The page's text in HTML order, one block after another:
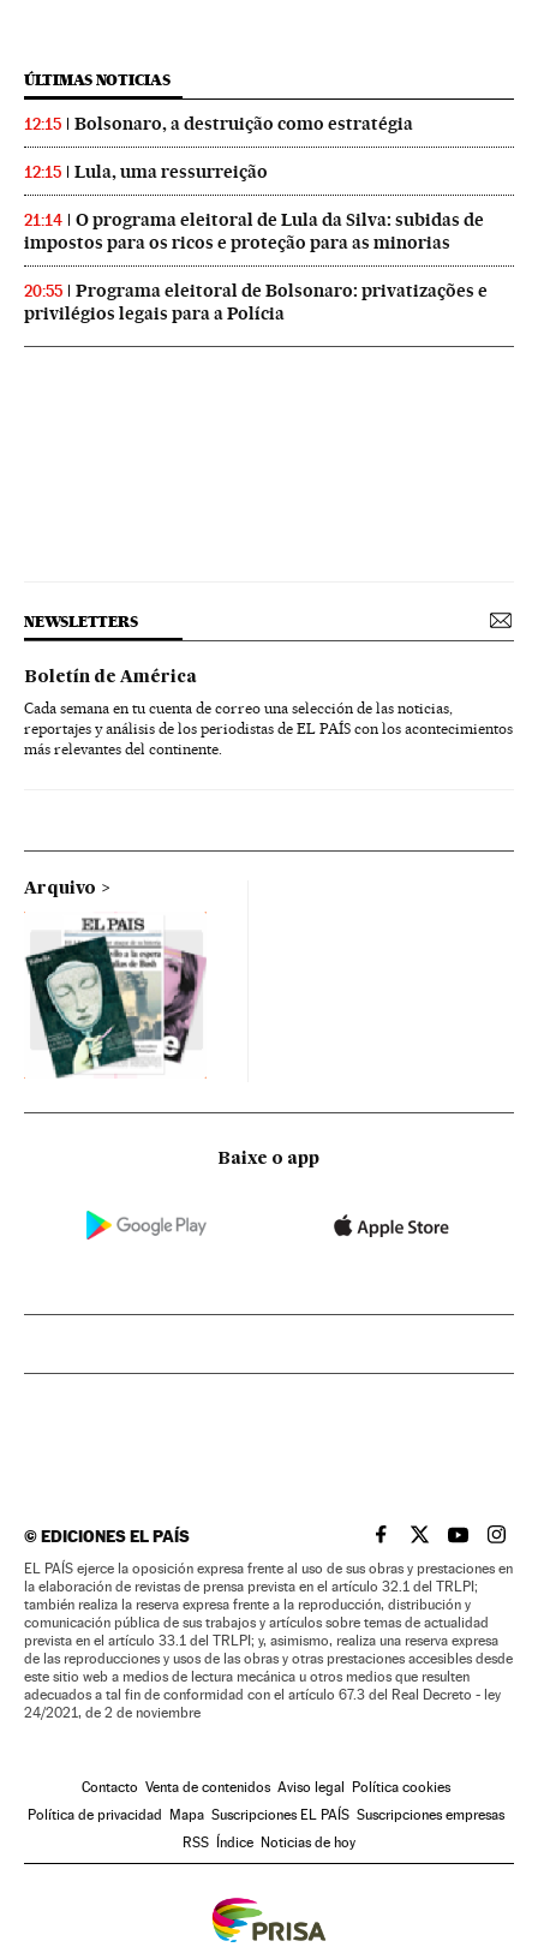
ÚLTIMAS NOTICIAS
12:15 Bolsonaro, a destruição como estratégia
12:15 Lula, uma ressurreição
21:14
O programa eleitoral de Lula da Silva: subidas de
impostos para os ricos e proteção para as minorias
20:55
Programa eleitoral de Bolsonaro: privatizações e
privilégios legais para a Polícia
NEWSLETTERS
Boletín de América
Cada semana en tu cuenta de correo una selección de las noticias,
reportajes y análisis de los periodistas de EL PAÍS con los acontecimientos
más relevantes del continente.
Arquivo
Baixe o app
©EDICIONES EL PAÍS EL PAÍS BRASIL EN
EL PAÍSEL PAÍS
EL
EL PAÍS ejerce la oposición expresa frente al uso de sus obras y prestaciones en
la elaboración de revistas de prensa prevista en el artículo 32.1 del TRLPI;
también realiza la reserva expresa frente a la reproducción, distribución y
comunicación pública de sus trabajos y artículos sobre temas de actualidad
prevista en el artículo 33.1 del TRLPI; y, asimismo, realiza una reserva expresa
de las reproducciones y usos de las obras y otras prestaciones accesibles desde
este sitio web a medios de lectura mecánica u otros medios que resulten
adecuados a tal fin de conformidad con el artículo 67.3 del Real Decreto - ley
24/2021, de 2 de noviembre
Contacto Venta de contenidos Aviso legal Política cookies
Política de privacidad Mapa Suscripciones EL PAÍS Suscripciones empresas
RSS Índice Noticias de hoy